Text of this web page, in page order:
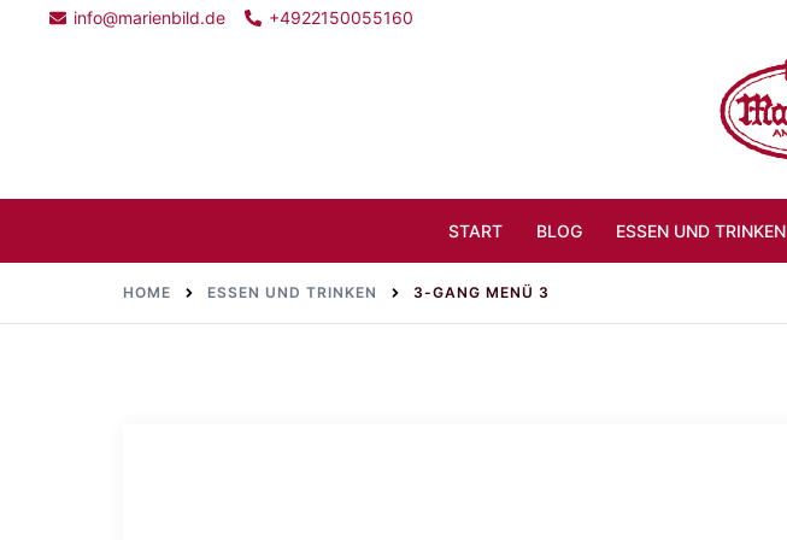
info@marienbild.de +4922150055160
START BLOG ESSEN UND TRINKEN
HOME ESSEN UND TRINKEN 3-GANG MENÜ 3